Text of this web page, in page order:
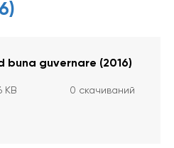
buna guvernare (2016)
KB 0 скачиваний